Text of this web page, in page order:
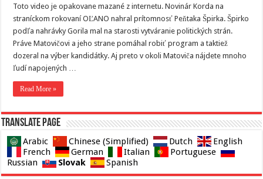
Toto video je opakovane mazané z internetu. Novinár Korda na
straníckom rokovaní OĽANO nahral prítomnosť Peňtaka Špirka. Špirko
podľa nahrávky Gorila mal na starosti vytváranie politických strán.
Práve Matovičovi a jeho strane pomáhal robiť program a taktiež
dozeral na výber kandidátky. Aj preto v okoli Matoviča nájdete mnoho
ľudí napojených …
Read More »
Translate page
Arabic Chinese (Simplified) Dutch
English
French
German Italian
Portuguese
Russian
Slovak Spanish